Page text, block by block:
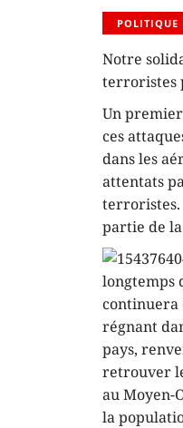
POLITIQUE
Notre
terroristes
Un
ces
dans les
attentats
terroristes.
partie de
longtemps
continuera
régnant
pays,
retrouver
au Moyen-
la